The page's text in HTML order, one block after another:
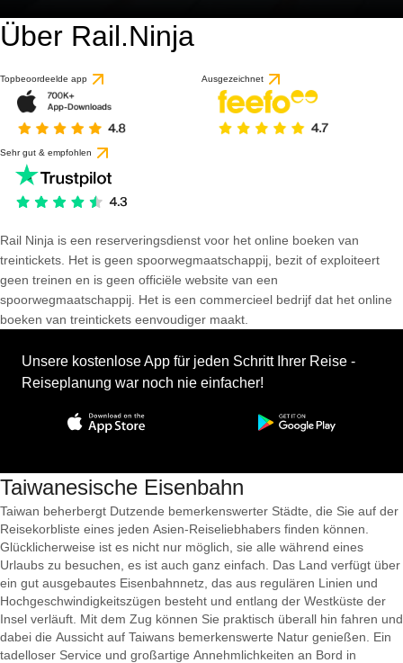
Über Rail.Ninja
Topbeoordeelde app Ausgezeichnet
Sehr gut & empfohlen
Rail Ninja is een reserveringsdienst voor het online boeken van
treintickets. Het is geen spoorwegmaatschappij, bezit of exploiteert
geen treinen en is geen officiële website van een
spoorwegmaatschappij. Het is een commercieel bedrijf dat het online
boeken van treintickets eenvoudiger maakt.
Unsere kostenlose App für jeden Schritt Ihrer Reise -
Reiseplanung war noch nie einfacher!
Taiwanesische Eisenbahn
Taiwan beherbergt Dutzende bemerkenswerter Städte, die Sie auf der
Reisekorbliste eines jeden Asien-Reiseliebhabers finden können.
Glücklicherweise ist es nicht nur möglich, sie alle während eines
Urlaubs zu besuchen, es ist auch ganz einfach. Das Land verfügt über
ein gut ausgebautes Eisenbahnnetz, das aus regulären Linien und
Hochgeschwindigkeitszügen besteht und entlang der Westküste der
Insel verläuft. Mit dem Zug können Sie praktisch überall hin fahren und
dabei die Aussicht auf Taiwans bemerkenswerte Natur genießen. Ein
tadelloser Service und großartige Annehmlichkeiten an Bord in